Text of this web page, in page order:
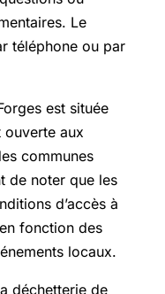
Le
téléphone ou par
est située
ouverte aux
communes
de noter que les
d’accès à
fonction des
locaux.
déchetterie de